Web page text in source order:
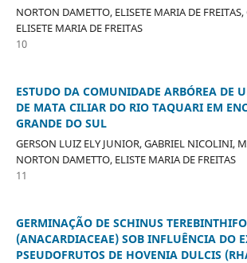
NORTON DAMETTO, ELISETE MARIA DE
ELISETE MARIA DE FREITAS
10
ESTUDO DA COMUNIDADE ARBÓREA DE
DE MATA CILIAR DO RIO TAQUARI EM
GRANDE DO SUL
GERSON LUIZ ELY JUNIOR, GABRIEL NICOLINI,
NORTON DAMETTO, ELISTE MARIA DE FREITAS
11
GERMINAÇÃO DE SCHINUS
(ANACARDIACEAE) SOB INFLUÊNCIA DO
PSEUDOFRUTOS DE HOVENIA DULCIS